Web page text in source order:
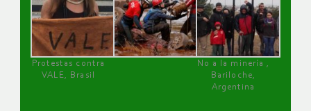
Protestas contra
VALE, Brasil
No a la minería ,
Bariloche,
Argentina